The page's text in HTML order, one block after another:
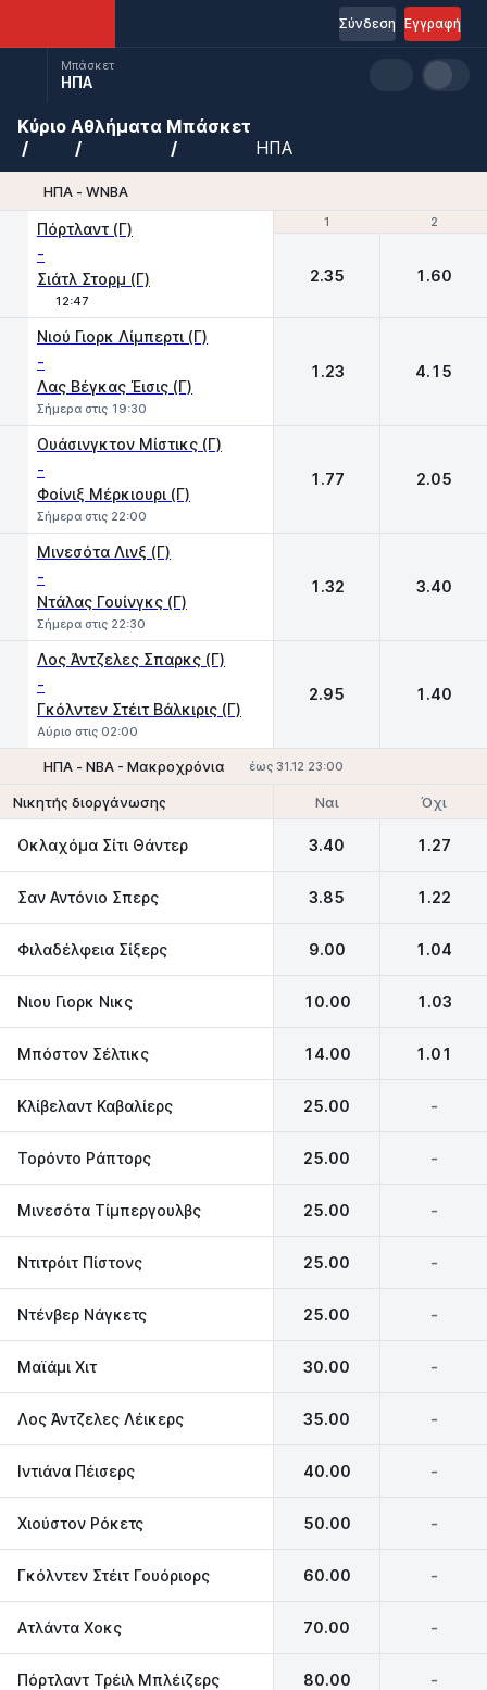
Εγγραφή
Σύνδεση
Μπάσκετ
ΗΠΑ
Κύριο Αθλήματα Μπάσκετ
ΗΠΑ
ΗΠΑ - WNBA
1 2
Πόρτλαντ (Γ)
-
Σιάτλ Στορμ (Γ)
12:47
1 2
2.35 1.60
Νιού Γιορκ Λίμπερτι (Γ)
-
Λας Βέγκας Έισις (Γ)
Σήμερα στις 19:30
1.23 4.15
Ουάσινγκτον Μίστικς (Γ)
-
Φοίνιξ Μέρκιουρι (Γ)
Σήμερα στις 22:00
1.77 2.05
Μινεσότα Λινξ (Γ)
-
Ντάλας Γουίνγκς (Γ)
Σήμερα στις 22:30
1.32 3.40
Λος Άντζελες Σπαρκς (Γ)
-
Γκόλντεν Στέιτ Βάλκιρις (Γ)
Αύριο στις 02:00
2.95 1.40
ΗΠΑ - NBA - Μακροχρόνια έως 31.12 23:00
Νικητής διοργάνωσης Ναι Όχι
Οκλαχόμα Σίτι Θάντερ 3.40 1.27
Σαν Αντόνιο Σπερς 3.85 1.22
Φιλαδέλφεια Σίξερς 9.00 1.04
Νιου Γιορκ Νικς 10.00 1.03
Μπόστον Σέλτικς 14.00 1.01
Κλίβελαντ Καβαλίερς 25.00 -
Τορόντο Ράπτορς 25.00 -
Μινεσότα Τίμπεργουλβς 25.00 -
Ντιτρόιτ Πίστονς 25.00 -
Ντένβερ Νάγκετς 25.00 -
Μαϊάμι Χιτ‎ 30.00 -
Λος Άντζελες Λέικερς‎ 35.00 -
Ιντιάνα Πέισερς‎ 40.00 -
Χιούστον Ρόκετς 50.00 -
Γκόλντεν Στέιτ Γουόριορς 60.00 -
Ατλάντα Χοκς 70.00 -
Πόρτλαντ Τρέιλ Μπλέιζερς 80.00 -